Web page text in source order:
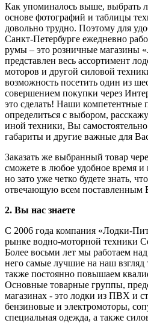
Как упоминалось выше, выбрать
основе фотографий и таблицы
довольно трудно. Поэтому для
Санкт-Петербурге ежедневно
румы – это розничные магазины
представлен весь ассортимент
моторов и другой силовой
возможность посетить один из
совершением покупки через
это сделать! Наши компетентные
определиться с выбором,
иной техники, Вы
габариты и другие важные для
Заказать же выбранный товар
сможете в любое удобное время и
но зато уже четко будете знать,
отвечающую всем поставленным
2. Вы нас знаете
С 2006 года компания «Лодки-
рынке водно-моторной техники
Более восьми лет мы работаем
него самые лучшие на наш взгляд
также постоянно повышаем
Основные товарные группы,
магазинах - это лодки из ПВХ и
бензиновые и электромоторы,
специальная одежда, а также